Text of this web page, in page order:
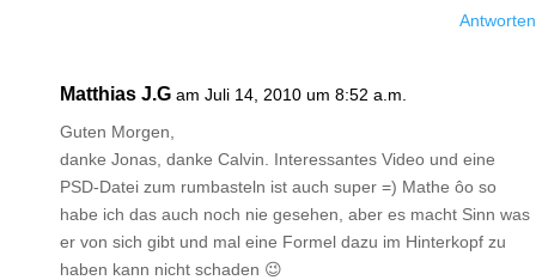
Antworten
Matthias J.G am Juli 14, 2010 um 8:52 a.m.
Guten Morgen,
danke Jonas, danke Calvin. Interessantes Video und eine
PSD-Datei zum rumbasteln ist auch super =) Mathe ôo so
habe ich das auch noch nie gesehen, aber es macht Sinn was
er von sich gibt und mal eine Formel dazu im Hinterkopf zu
haben kann nicht schaden 😉